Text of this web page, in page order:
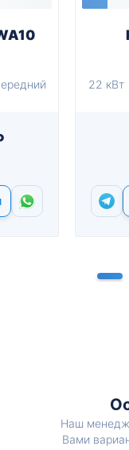
22 кВт
Наш
Вами